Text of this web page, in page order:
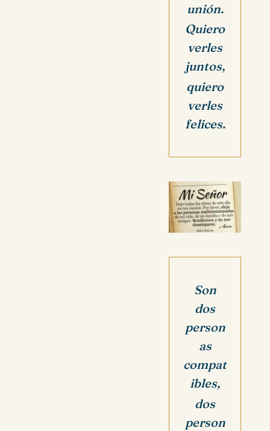
unión.
Quiero
verles
juntos,
quiero
verles
felices.
Son
dos
person
as
compat
ibles,
dos
person